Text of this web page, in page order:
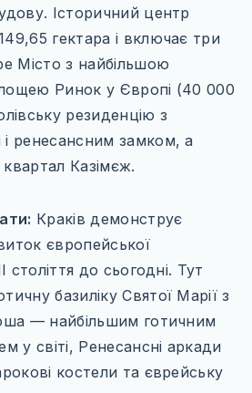
ЄВРОПИ
Історичний центр
гектара і включає три
Місто з найбільшою
Ринок у Європі (40 000
резиденцію з
ренесансним замком, а
Казімєж.
Краків демонструє
європейської
століття до сьогодні. Тут
базиліку Святої Марії з
— найбільшим готичним
у світі, Ренесансні аркади
костели та єврейську